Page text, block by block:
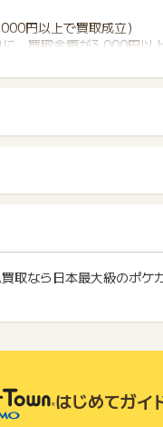
円以上で買取成立）
、買取金額が3,000円以
るボーナス適用前の金額
は月5回まで、同月6回目
い合わせは、ポイントタ
さい。ポイントについて、
、ポイント獲得対象外と
申し込みやお買い物が完
）で他のサイトに移動し
GET 」ボタンを押した時
イス・ブラウザが異なる
サービスをご利用される
「 申込をしてポイント
合、広告主側で対象外と
、繰り返し利用不可のサ
れた場合
比較サイト、検索サイト
しては、1商品につき10
ト未満のものは切り捨て
せん。
イント等を利用して支払
トタウンのポイント獲得
獲得ポイントや獲得条件
される場合がございます
取なら日本最大級のポケ
はじめてガイ